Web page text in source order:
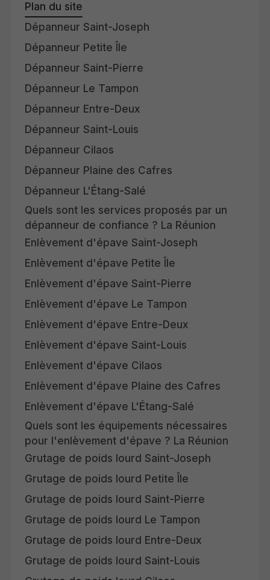
Plan du site
Dépanneur Saint-Joseph
Dépanneur Petite Île
Dépanneur Saint-Pierre
Dépanneur Le Tampon
Dépanneur Entre-Deux
Dépanneur Saint-Louis
Dépanneur Cilaos
Dépanneur Plaine des Cafres
Dépanneur L'Étang-Salé
Quels sont les services proposés par un
dépanneur de confiance ? La Réunion
Enlèvement d'épave Saint-Joseph
Enlèvement d'épave Petite Île
Enlèvement d'épave Saint-Pierre
Enlèvement d'épave Le Tampon
Enlèvement d'épave Entre-Deux
Enlèvement d'épave Saint-Louis
Enlèvement d'épave Cilaos
Enlèvement d'épave Plaine des Cafres
Enlèvement d'épave L'Étang-Salé
Quels sont les équipements nécessaires
pour l'enlèvement d'épave ? La Réunion
Grutage de poids lourd Saint-Joseph
Grutage de poids lourd Petite Île
Grutage de poids lourd Saint-Pierre
Grutage de poids lourd Le Tampon
Grutage de poids lourd Entre-Deux
Grutage de poids lourd Saint-Louis